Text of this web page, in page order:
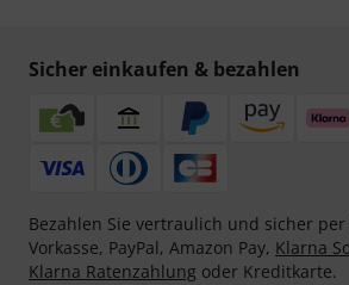
Sicher einkaufen & bezahlen
Bezahlen Sie vertraulich und sicher
Vorkasse, PayPal, Amazon Pay, Klarna
Klarna Ratenzahlung oder Kreditkarte.